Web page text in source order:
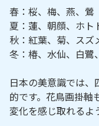
春：桜、梅、燕、鶯
夏：蓮、朝顔、ホト
秋：紅葉、菊、スズ
冬：椿、水仙、白鷺
日本の美意識では
的です。花鳥画掛軸
変化を感じ取れるよ